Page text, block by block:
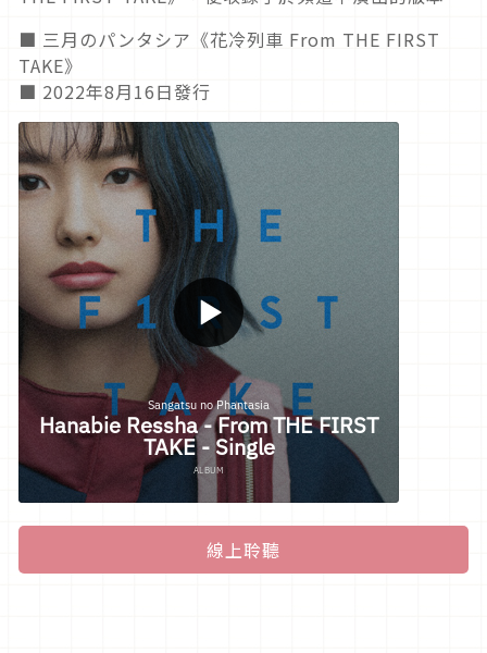
■ 三月のパンタシア《花冷列車 From THE FIRST
TAKE》
■ 2022年8月16日發行
線上聆聽